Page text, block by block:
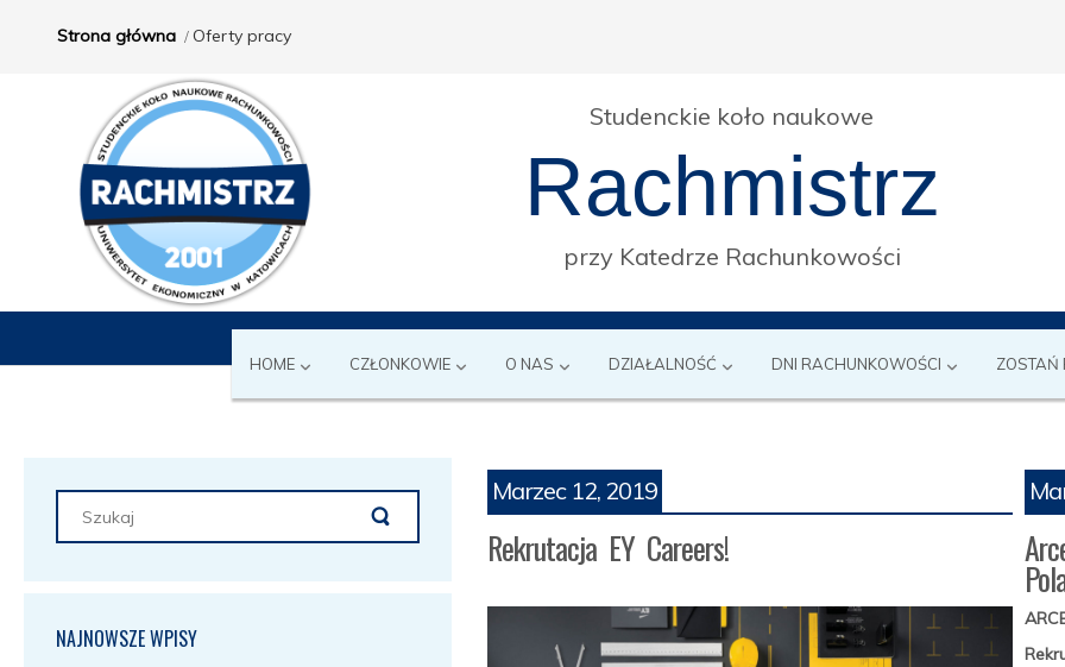
Strona główna Oferty pracy
Studenckie koło naukowe
Rachmistrz
przy Katedrze Rachunkowości
HOME CZŁONKOWIE O NAS DZIAŁALNOŚĆ DNI RACHUNKOWOŚCI ZOSTAŃ
NAJNOWSZE WPISY
Marzec 12, 2019
Rekrutacja EY Careers!